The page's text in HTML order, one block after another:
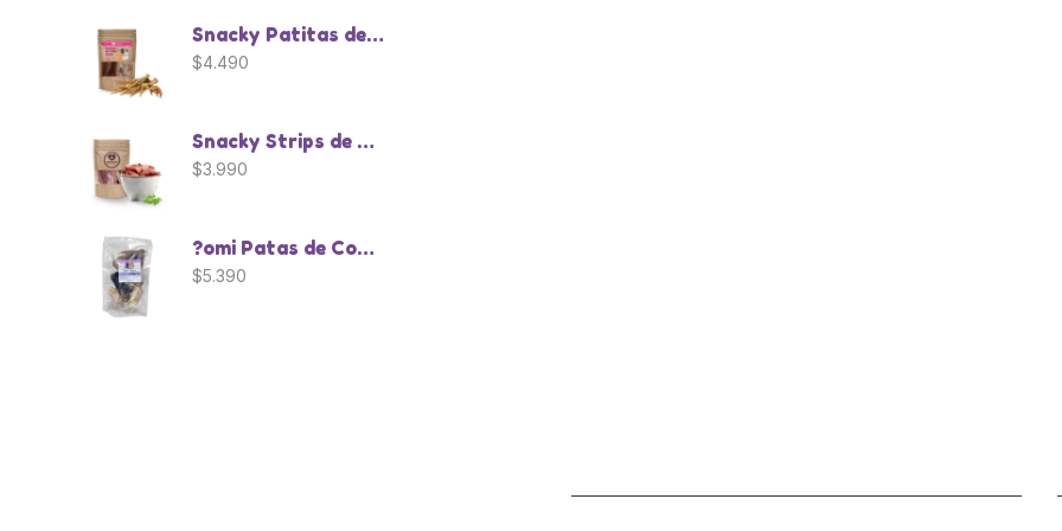
Snacky Patitas de Pollo - 10 Unidades
$4.490
Snacky Strips de Pavo
$3.990
?omi Patas de Conejo - 8 Unidades
$5.390